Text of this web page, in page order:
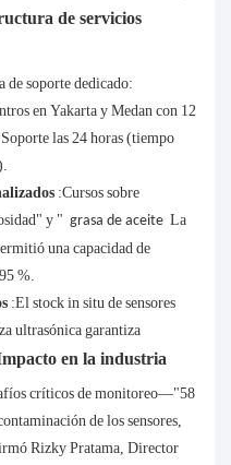
de servicios
de soporte dedicado:
en Yakarta y Medan con 12
las 24 horas (tiempo
:Cursos sobre
y " grasa de aceite La
una capacidad de
%.
:El stock in situ de sensores
ultrasónica garantiza
en la industria
críticos de monitoreo—"58
de los sensores,
Rizky Pratama, Director